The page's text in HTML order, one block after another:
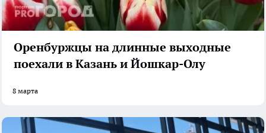
Оренбуржцы на длинные выходные
поехали в Казань и Йошкар-Олу
8 марта